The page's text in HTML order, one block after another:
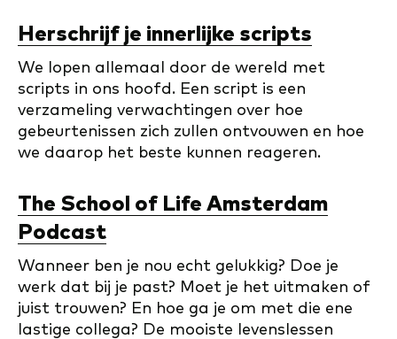
Herschrijf je innerlijke scripts
We lopen allemaal door de wereld met
scripts in ons hoofd. Een script is een
verzameling verwachtingen over hoe
gebeurtenissen zich zullen ontvouwen en hoe
we daarop het beste kunnen reageren.
The School of Life Amsterdam
Podcast
Wanneer ben je nou echt gelukkig? Doe je
werk dat bij je past? Moet je het uitmaken of
juist trouwen? En hoe ga je om met die ene
lastige collega? De mooiste levenslessen